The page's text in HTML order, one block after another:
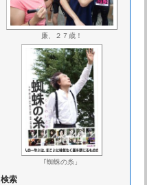
廉、２７歳！
｢蜘蛛の糸」
検索